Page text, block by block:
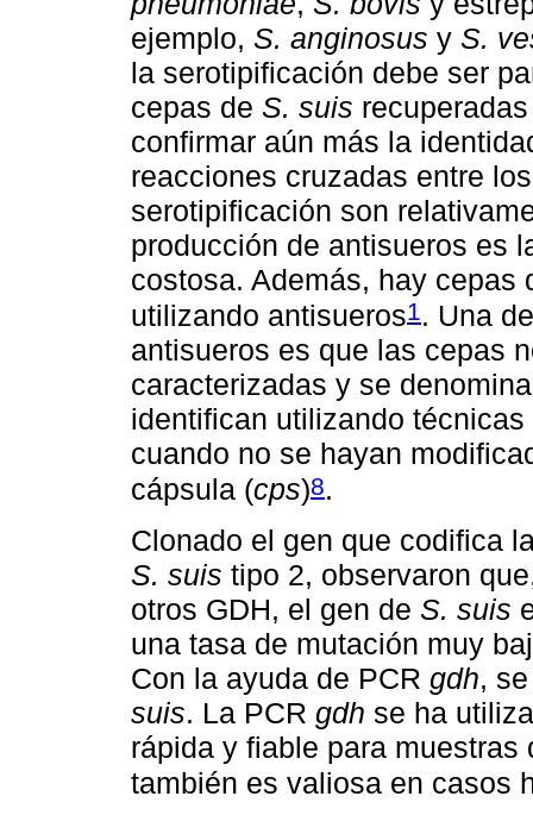
ejemplo, S. anginosus y S.
la serotipificación debe ser
cepas de S. suis
confirmar aún más la
reacciones cruzadas entre
serotipificación son
producción de antisueros es
costosa. Además, hay cepas
utilizando antisueros1. Una
antisueros es que las cepas
caracterizadas y se
identifican utilizando
cuando no se hayan
cápsula (cps)8.
Clonado el gen que codifica
S. suis tipo 2, observaron
otros GDH, el gen de S. suis
una tasa de mutación muy
Con la ayuda de PCR gdh,
suis. La PCR gdh se ha
rápida y fiable para
también es valiosa en casos